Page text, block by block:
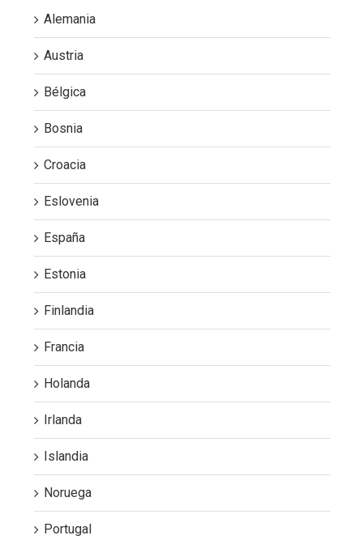
Alemania
Austria
Bélgica
Bosnia
Croacia
Eslovenia
España
Estonia
Finlandia
Francia
Holanda
Irlanda
Islandia
Noruega
Portugal